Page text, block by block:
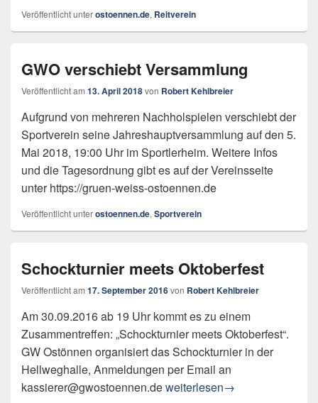
Veröffentlicht unterostoennen.de, Reitverein
GWO verschiebt Versammlung
Veröffentlicht am 13. April 2018von Robert Kehlbreier
Aufgrund von mehreren Nachholspielen verschiebt der
Sportverein seine Jahreshauptversammlung auf den 5.
Mai 2018, 19:00 Uhr im Sportlerheim. Weitere Infos
und die Tagesordnung gibt es auf der Vereinsseite
unter https://gruen-weiss-ostoennen.de
Veröffentlicht unterostoennen.de, Sportverein
Schockturnier meets Oktoberfest
Veröffentlicht am 17. September 2016von Robert Kehlbreier
Am 30.09.2016 ab 19 Uhr kommt es zu einem
Zusammentreffen: „Schockturnier meets Oktoberfest“.
GW Ostönnen organisiert das Schockturnier in der
Hellweghalle, Anmeldungen per Email an
kassierer@gwostoennen.deSchockturnier meets
weiterlesen→